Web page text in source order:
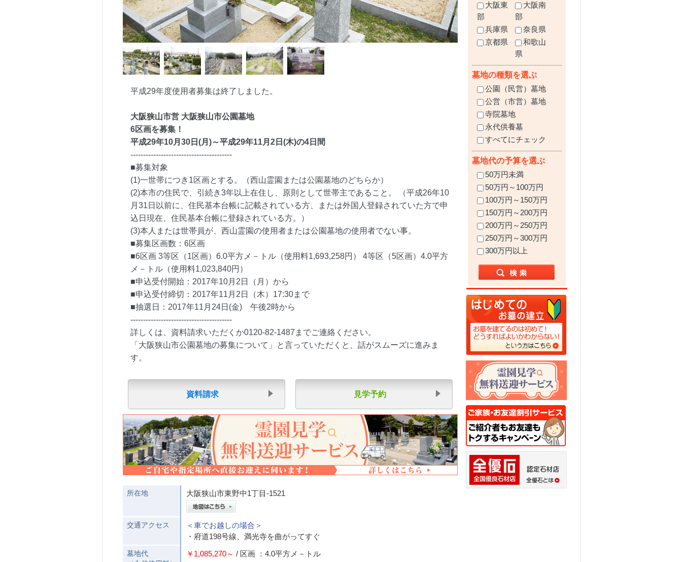
平成29年度使用者募集は終了しました。
大阪狭山市営 大阪狭山市公園墓地
6区画を募集！
平成29年10月30日(月)～平成29年11月2日(木)の4日間
----------------------------------------
■募集対象
(1)一世帯につき1区画とする。（西山霊園または公園墓地のどちらか）
(2)本市の住民で、引続き3年以上在住し、原則として世帯主であること。 （平成26年10
月31日以前に、住民基本台帳に記載されている方、または外国人登録されていた方で申
込日現在、住民基本台帳に登録されている方。）
(3)本人または世帯員が、西山霊園の使用者または公園墓地の使用者でない事。
■募集区画数：6区画
■6区画 3等区（1区画）6.0平方メ－トル（使用料1,693,258円） 4等区（5区画）4.0平方
メ－トル（使用料1,023,840円）
■申込受付開始：2017年10月2日（月）から
■申込受付締切：2017年11月2日（木）17:30まで
■抽選日：2017年11月24日(金) 午後2時から
----------------------------------------
詳しくは、資料請求いただくか0120-82-1487までご連絡ください。
「大阪狭山市公園墓地の募集について」と言っていただくと、話がスムーズに進みま
す。
資料請求 見学予約
所在地 大阪狭山市東野中1丁目-1521
交通アクセス
＜車でお越しの場合＞
・府道198号線、満光寺を曲がってすぐ
墓地代
￥1,085,270～ / 区画 ：4.0平方メ－トル
大阪東
部
大阪南
部
兵庫県
奈良県
京都県
和歌山
県
墓地の種類を選ぶ
公園（民営）墓地
公営（市営）墓地
寺院墓地
永代供養墓
すべてにチェック
墓地代の予算を選ぶ
50万円未満
50万円～100万円
100万円～150万円
150万円～200万円
200万円～250万円
250万円～300万円
300万円以上